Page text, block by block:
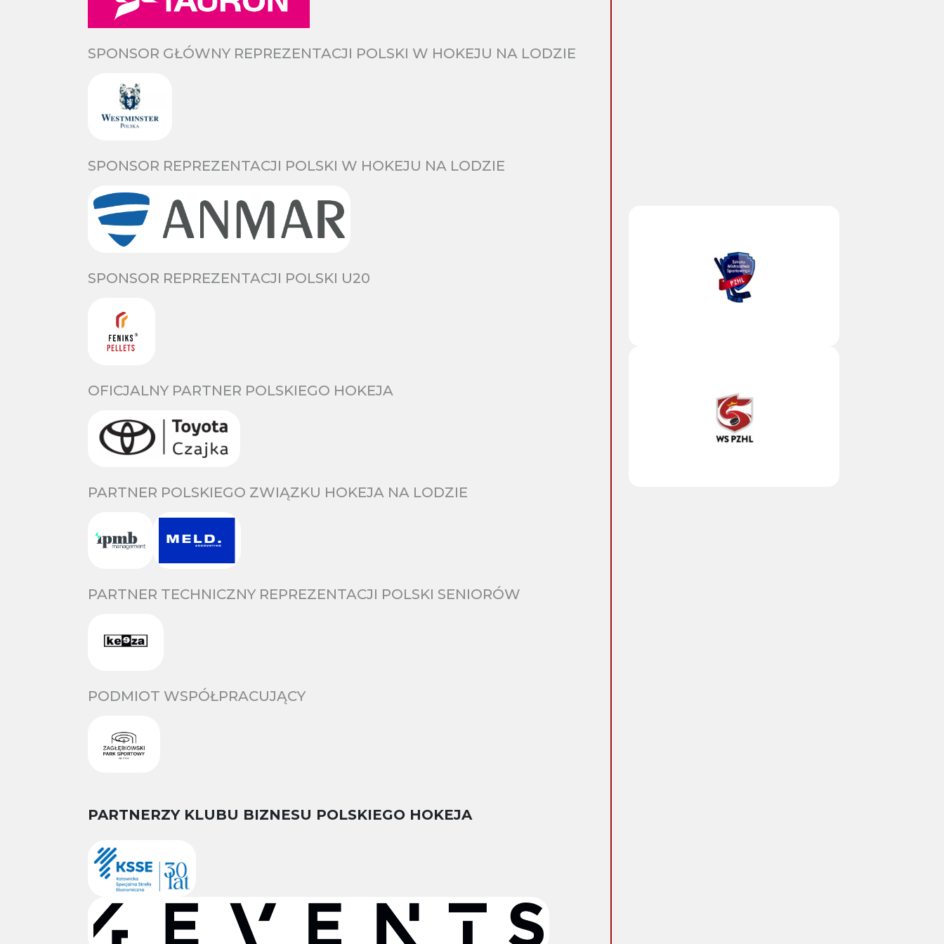
SPONSOR GŁÓWNY REPREZENTACJI POLSKI W HOKEJU NA LODZIE
SPONSOR REPREZENTACJI POLSKI W HOKEJU NA LODZIE
SPONSOR REPREZENTACJI POLSKI U20
OFICJALNY PARTNER POLSKIEGO HOKEJA
PARTNER POLSKIEGO ZWIĄZKU HOKEJA NA LODZIE
PARTNER TECHNICZNY REPREZENTACJI POLSKI SENIORÓW
PODMIOT WSPÓŁPRACUJĄCY
PARTNERZY KLUBU BIZNESU POLSKIEGO HOKEJA